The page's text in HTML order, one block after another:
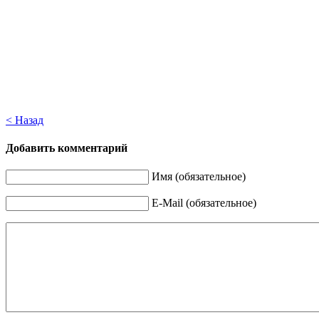
< Назад
Добавить комментарий
Имя (обязательное)
E-Mail (обязательное)